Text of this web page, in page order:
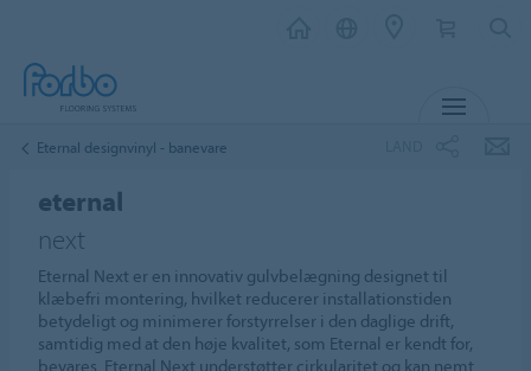
Eternal designvinyl - banevare
eternal
next
Eternal Next er en innovativ gulvbelægning designet til
klæbefri montering, hvilket reducerer installationstiden
betydeligt og minimerer forstyrrelser i den daglige drift,
samtidig med at den høje kvalitet, som Eternal er kendt for,
bevares. Eternal Next understøtter cirkularitet og kan nemt